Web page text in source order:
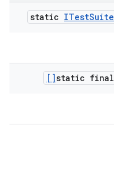
static ITestSuite
static final